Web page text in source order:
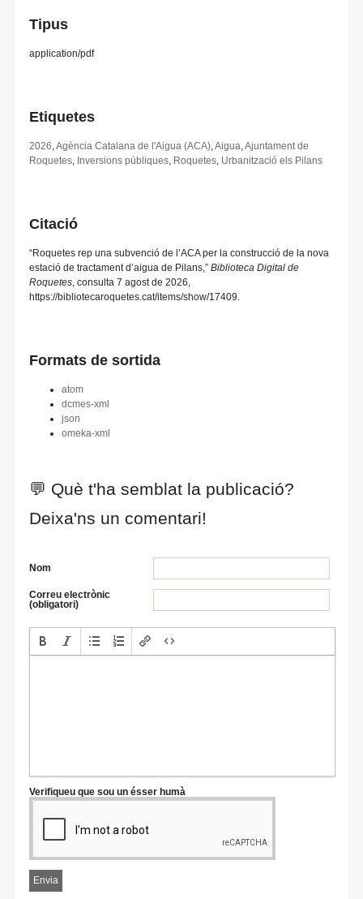
Tipus
application/pdf
Etiquetes
2026 Agència Catalana de l'Aigua (ACA) Aigua Ajuntament de
Roquetes Inversions públiques Roquetes Urbanització els Pilans
Citació
“Roquetes rep una subvenció de l’ACA per la construcció de la nova
estació de tractament d’aigua de Pilans,” Biblioteca Digital de
Roquetes , consulta 7 agost de 2026,
https://bibliotecaroquetes.cat/items/show/17409
Formats de sortida
atom
dcmes-xml
json
omeka-xml
💬 Què t'ha semblat la publicació?
Deixa'ns un comentari!
Nom
Correu electrònic
(obligatori)
Verifiqueu que sou un ésser humà